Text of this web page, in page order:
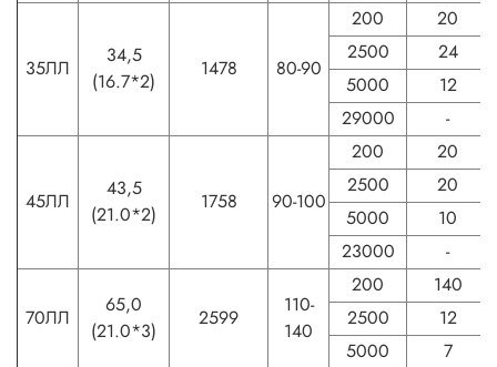
35ЛЛ
34,5
(16.7*2)
1478 80-90
200
20
2500
24
5000
12
29000
-
45ЛЛ
43,5
(21.0*2)
1758 90-100
200
20
2500
20
5000
10
23000
-
70ЛЛ
65,0
(21.0*3)
2599
110-
140
200
140
2500
12
5000
7